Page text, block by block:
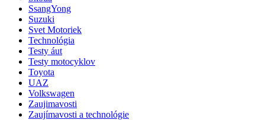
SsangYong
Suzuki
Svet Motoriek
Technológia
Testy áut
Testy motocyklov
Toyota
UAZ
Volkswagen
Zaujimavosti
Zaujímavosti a technológie